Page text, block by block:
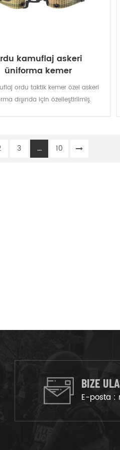
kamuflaj askeri
üniforma kemer
ordu taktik kemer özel askeri
dışında için özelleştirilmiş.
3 ... 10
BIZE
E-posta :